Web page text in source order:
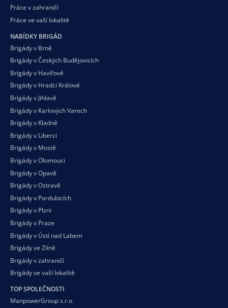
Práce v zahraničí
Práce ve vaší lokalitě
NABÍDKY BRIGÁD
Brigády v Brně
Brigády v Českých Budějovicích
Brigády v Havířově
Brigády v Hradci Králové
Brigády v Jihlavě
Brigády v Karlových Varech
Brigády v Kladně
Brigády v Liberci
Brigády v Mostě
Brigády v Olomouci
Brigády v Opavě
Brigády v Ostravě
Brigády v Pardubicích
Brigády v Plzni
Brigády v Praze
Brigády v Ústí nad Labem
Brigády ve Zlíně
Brigády v zahraničí
Brigády ve vaší lokalitě
TOP SPOLEČNOSTI
ManpowerGroup s.r.o.